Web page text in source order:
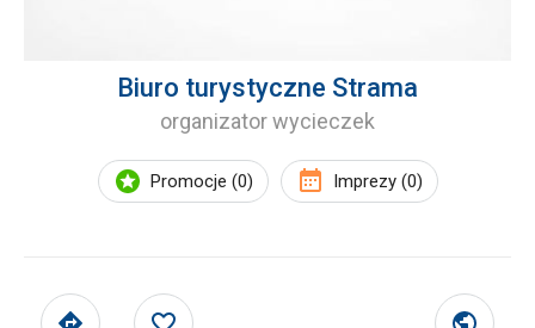
Biuro turystyczne Strama
organizator wycieczek
Promocje (0) Imprezy (0)